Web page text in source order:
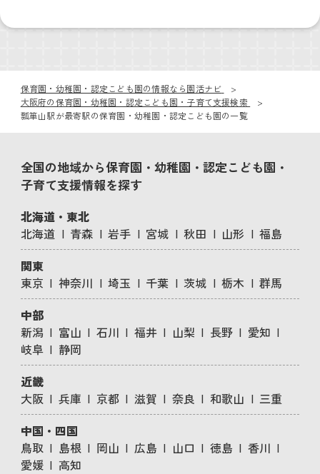
保育園・幼稚園・認定こども園の情報なら園活ナビ
大阪府の保育園・幼稚園・認定こども園・子育て支援検索
瓢箪山駅が最寄駅の保育園・幼稚園・認定こども園の一覧
全国の地域から保育園・幼稚園・認定こども園・
子育て支援情報を探す
北海道・東北
北海道
青森 岩手 宮城 秋田 山形
福島
関東
東京
神奈川 埼玉 千葉 茨城 栃木
群馬
中部
新潟
富山 石川 福井 山梨 長野
愛知
岐阜
静岡
近畿
大阪
兵庫 京都 滋賀 奈良 和歌山
三重
中国・四国
鳥取
島根 岡山 広島 山口 徳島
香川
愛媛
高知